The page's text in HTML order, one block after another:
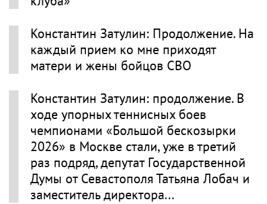
Константин Затулин: Продолжение. На
каждый прием ко мне приходят
матери и жены бойцов СВО
Константин Затулин: продолжение. В
ходе упорных теннисных боев
чемпионами «Большой бескозырки
2026» в Москве стали, уже в третий
раз подряд, депутат Государственной
Думы от Севастополя Татьяна Лобач и
заместитель директора...